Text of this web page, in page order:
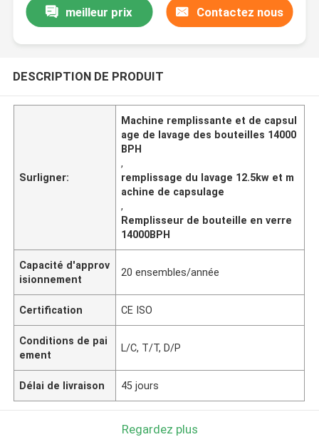
meilleur prix Contactez nous
DESCRIPTION DE PRODUIT
Surligner:
Machine remplissante et de capsul
age de lavage des bouteilles 14000
BPH
,
remplissage du lavage 12.5kw et m
achine de capsulage
,
Remplisseur de bouteille en verre
14000BPH
Capacité d'approv
isionnement
20 ensembles/année
Certification CE ISO
Conditions de pai
ement
L/C, T/T, D/P
Délai de livraison 45 jours
Regardez plus